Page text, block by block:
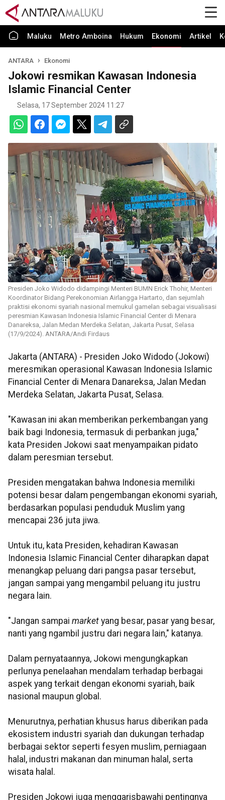
Maluku Metro Amboina Hukum Ekonomi Artikel
ANTARA Ekonomi
Jokowi resmikan Kawasan Indonesia
Islamic Financial Center
Selasa, 17 September 2024 11:27
Presiden Joko Widodo didampingi Menteri BUMN Erick Thohir, Menteri
Koordinator Bidang Perekonomian Airlangga Hartarto, dan sejumlah
praktisi ekonomi syariah nasional memukul gamelan sebagai visualisasi
peresmian Kawasan Indonesia Islamic Financial Center di Menara
Danareksa, Jalan Medan Merdeka Selatan, Jakarta Pusat, Selasa
(17/9/2024). ANTARA/Andi Firdaus
Jakarta (ANTARA) - Presiden Joko Widodo (Jokowi)
meresmikan operasional Kawasan Indonesia Islamic
Financial Center di Menara Danareksa, Jalan Medan
Merdeka Selatan, Jakarta Pusat, Selasa.
"Kawasan ini akan memberikan perkembangan yang
baik bagi Indonesia, termasuk di perbankan juga,"
kata Presiden Jokowi saat menyampaikan pidato
dalam peresmian tersebut.
Presiden mengatakan bahwa Indonesia memiliki
potensi besar dalam pengembangan ekonomi syariah,
berdasarkan populasi penduduk Muslim yang
mencapai 236 juta jiwa.
Untuk itu, kata Presiden, kehadiran Kawasan
Indonesia Islamic Financial Center diharapkan dapat
menangkap peluang dari pangsa pasar tersebut,
jangan sampai yang mengambil peluang itu justru
negara lain.
"Jangan sampai market yang besar, pasar yang besar,
nanti yang ngambil justru dari negara lain," katanya.
Dalam pernyataannya, Jokowi mengungkapkan
perlunya penelaahan mendalam terhadap berbagai
aspek yang terkait dengan ekonomi syariah, baik
nasional maupun global.
Menurutnya, perhatian khusus harus diberikan pada
ekosistem industri syariah dan dukungan terhadap
berbagai sektor seperti fesyen muslim, perniagaan
halal, industri makanan dan minuman halal, serta
wisata halal.
Presiden Jokowi juga menggarisbawahi pentingnya